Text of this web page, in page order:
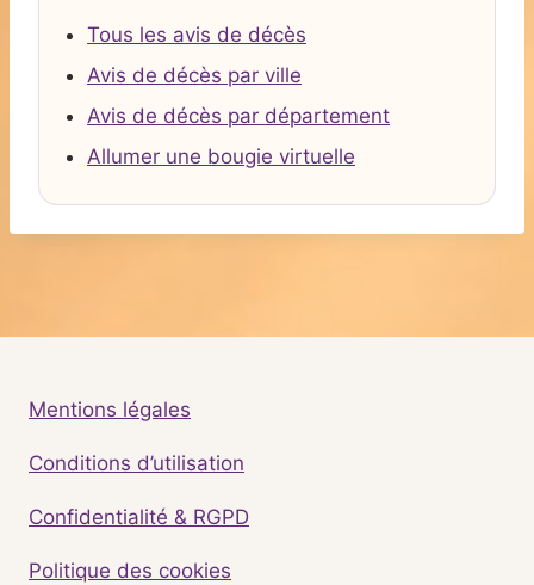
Tous les avis de décès
Avis de décès par ville
Avis de décès par département
Allumer une bougie virtuelle
Mentions légales
Conditions d’utilisation
Confidentialité & RGPD
Politique des cookies